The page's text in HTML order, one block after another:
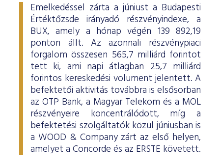
Emelkedéssel zárta a júniust a Budapesti
Értéktőzsde irányadó részvényindexe, a
BUX, amely a hónap végén 139 892,19
ponton állt. Az azonnali részvénypiaci
forgalom összesen 565,7 milliárd forintot
tett ki, ami napi átlagban 25,7 milliárd
forintos kereskedési volument jelentett. A
befektetői aktivitás továbbra is elsősorban
az OTP Bank, a Magyar Telekom és a MOL
részvényeire koncentrálódott, míg a
befektetési szolgáltatók közül júniusban is
a WOOD & Company zárt az első helyen,
amelyet a Concorde és az ERSTE követett.